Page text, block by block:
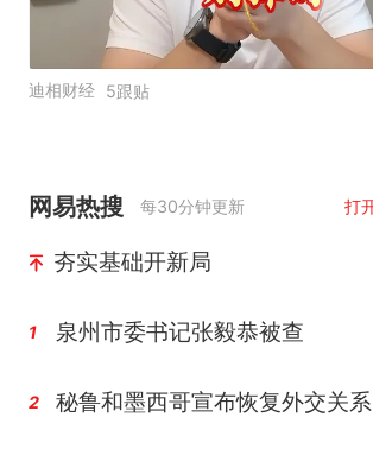
迪相财经 5跟贴
网易热搜 每30分钟更新 打
夯实基础开新局
1 泉州市委书记张毅恭被查
2 秘鲁和墨西哥宣布恢复外交关系